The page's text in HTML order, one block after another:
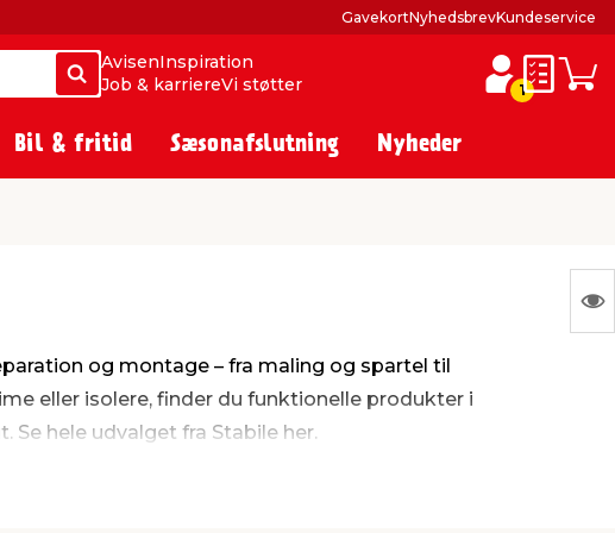
Søg
Søg
AvisenInspiration
Job & karriereVi støtter 1
GavekortNyhedsbrevKundeservice
Bil & fritid Sæsonafslutning Nyheder
og montage – fra maling og spartel til
eller isolere, finder du funktionelle produkter i
hele udvalget fra Stabile her.